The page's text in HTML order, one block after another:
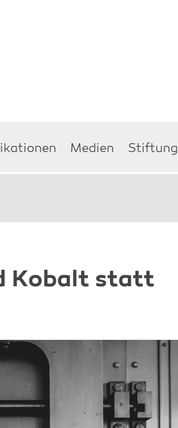
Medien Stiftung
Kobalt statt